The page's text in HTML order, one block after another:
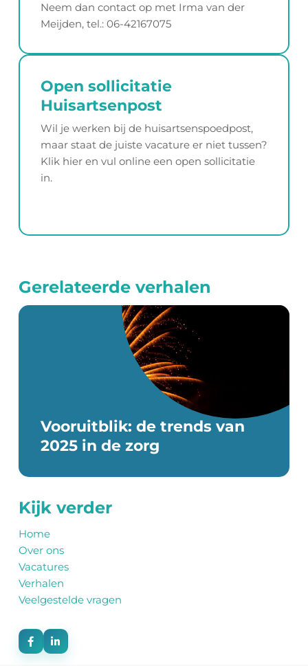
Neem dan contact op met Irma van der
Meijden, tel.: 06-42167075
Open sollicitatie
Huisartsenpost
Wil je werken bij de huisartsenspoedpost,
maar staat de juiste vacature er niet tussen?
Klik hier en vul online een open sollicitatie
in.
Gerelateerde verhalen
Vooruitblik: de trends van
2025 in de zorg
Kijk verder
Home
Over ons
Vacatures
Verhalen
Veelgestelde vragen